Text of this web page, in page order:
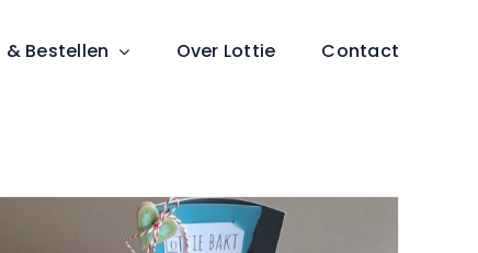
& Bestellen Over Lottie Contact